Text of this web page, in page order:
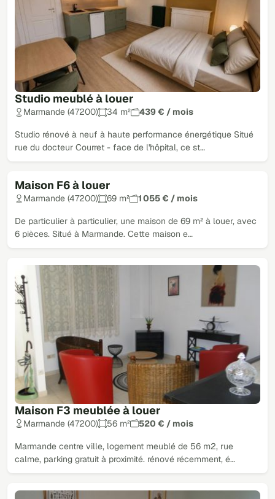
Studio meublé à louer
Marmande (47200) 34 m² 439 € / mois
Studio rénové à neuf à haute performance énergétique Situé
rue du docteur Courret - face de l'hôpital, ce st…
Maison F6 à louer
Marmande (47200) 69 m² 1 055 € / mois
De particulier à particulier, une maison de 69 m² à louer, avec
6 pièces. Situé à Marmande. Cette maison e…
Maison F3 meublée à louer
Marmande (47200) 56 m² 520 € / mois
Marmande centre ville, logement meublé de 56 m2, rue
calme, parking gratuit à proximité. rénové récemment, é…